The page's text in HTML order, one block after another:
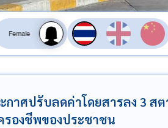
สลับเสียงอ่าน
กาศปรับลดค่าโดยสารลง 3 ส
รองชีพของประชาชน